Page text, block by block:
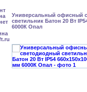
Универсальный офисный
светильник Батон 20 Вт
6000К Опал